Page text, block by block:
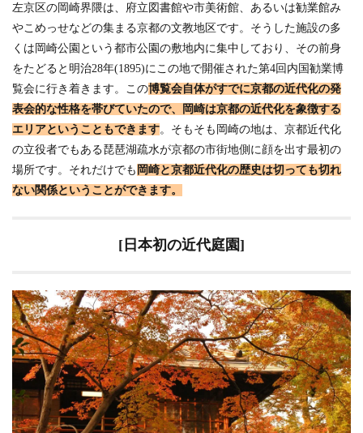
都]
2
[日
本
の
近
代
庭
園]
3
[山
朋
と
治
兵
衛]
4
[疏
水
の
水
が
左京区の岡崎界隈は、府立図書館や市美術館、あるいは勧業館み
やこめっせなどの集まる京都の文教地区です。そうした施設の多
くは岡崎公園という都市公園の敷地内に集中しており、その前身
をたどると明治28年(1895)にこの地で開催された第4回内国勧業博
覧会に行き着きます。この博覧会自体がすでに京都の近代化の発
表会的な性格を帯びていたので、岡崎は京都の近代化を象徴する
エリアということもできます。そもそも岡崎の地は、京都近代化
の立役者でもある琵琶湖疏水が京都の市街地側に顔を出す最初の
場所です。それだけでも 岡崎と京都近代化の歴史は切っても切れ
ない関係ということができます。
[日本初の近代庭園]